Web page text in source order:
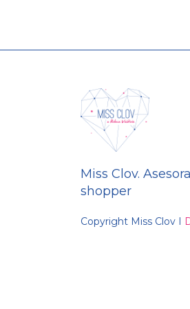
Miss Clov.
shopper
Copyright Miss Clov I